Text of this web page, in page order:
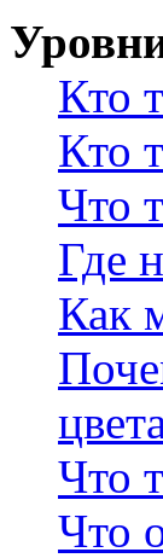
Кто
Кто
Что
Где
Как
Что
Что